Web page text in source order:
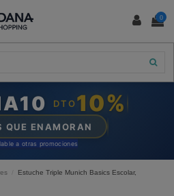
0
DTO10%
QUE ENAMORAN
a otras promociones
Estuche Triple Munich Basics Escolar,